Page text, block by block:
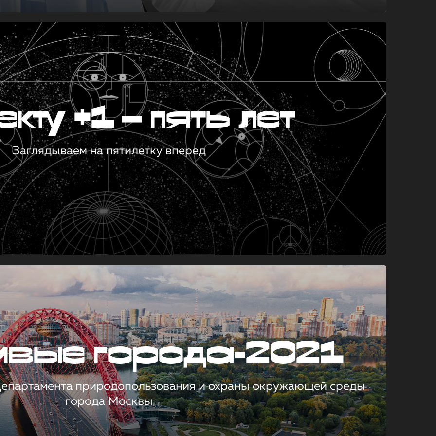
+1 — пять лет
Заглядываем на пятилетку вперед
города-2021
природопользования и охраны окружающей среды
города Москвы